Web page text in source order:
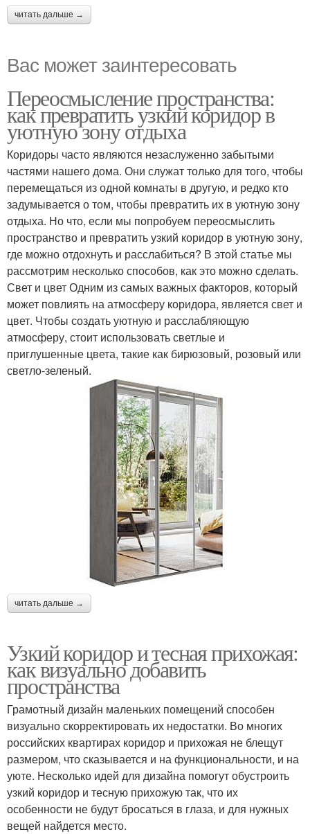
читать дальше →
Вас может заинтересовать
Переосмысление пространства:
как превратить узкий коридор в
уютную зону отдыха
Коридоры часто являются незаслуженно забытыми
частями нашего дома. Они служат только для того, чтобы
перемещаться из одной комнаты в другую, и редко кто
задумывается о том, чтобы превратить их в уютную зону
отдыха. Но что, если мы попробуем переосмыслить
пространство и превратить узкий коридор в уютную зону,
где можно отдохнуть и расслабиться? В этой статье мы
рассмотрим несколько способов, как это можно сделать.
Свет и цвет Одним из самых важных факторов, который
может повлиять на атмосферу коридора, является свет и
цвет. Чтобы создать уютную и расслабляющую
атмосферу, стоит использовать светлые и
приглушенные цвета, такие как бирюзовый, розовый или
светло-зеленый.
читать дальше →
Узкий коридор и тесная прихожая:
как визуально добавить
пространства
Грамотный дизайн маленьких помещений способен
визуально скорректировать их недостатки. Во многих
российских квартирах коридор и прихожая не блещут
размером, что сказывается и на функциональности, и на
уюте. Несколько идей для дизайна помогут обустроить
узкий коридор и тесную прихожую так, что их
особенности не будут бросаться в глаза, и для нужных
вещей найдется место.